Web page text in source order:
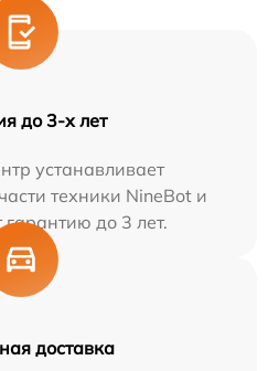
до 3-х лет
устанавливает
техники NineBot и
гарантию до 3 лет.
доставка